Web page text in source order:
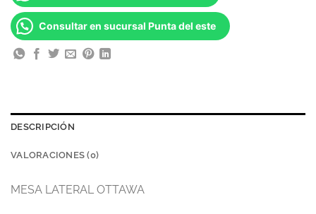
Consultar en sucursal Punta del este
DESCRIPCIÓN
VALORACIONES (0)
MESA LATERAL OTTAWA